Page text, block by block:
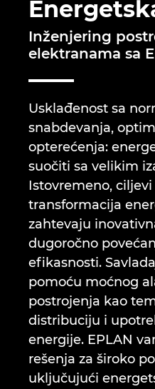
Inženjering
elektranama sa
Usklađenost sa
snabdevanja,
opterećenja:
suočiti sa velikim
Istovremeno,
transformacija
zahtevaju
dugoročno
efikasnosti.
pomoću moćnog
postrojenja kao
distribuciju i
energije. EPLAN
rešenja za široko
uključujući
Tehnologija gradnje
Izveštaji korisnika
Konfiguracija
EPLAN Data Portal
EPLAN Education za
EPLAN Collaboration
Brunei
Bugarska
Češka
Čile
Danska
Filipini
Finska
Francuska
Grčka
Holandija
Hrvatska